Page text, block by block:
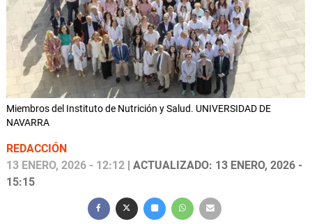
Miembros del Instituto de Nutrición y Salud. UNIVERSIDAD DE
NAVARRA
REDACCIÓN
13 ENERO, 2026 - 12:12 | ACTUALIZADO: 13 ENERO, 2026 -
15:15